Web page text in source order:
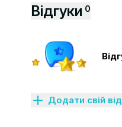
Відгуки 0
Додати свій